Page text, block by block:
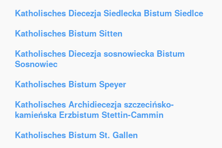
Katholisches Diecezja Siedlecka Bistum Siedlce
Katholisches Bistum Sitten
Katholisches Diecezja sosnowiecka Bistum
Sosnowiec
Katholisches Bistum Speyer
Katholisches Archidiecezja szczecińsko-
kamieńska Erzbistum Stettin-Cammin
Katholisches Bistum St. Gallen